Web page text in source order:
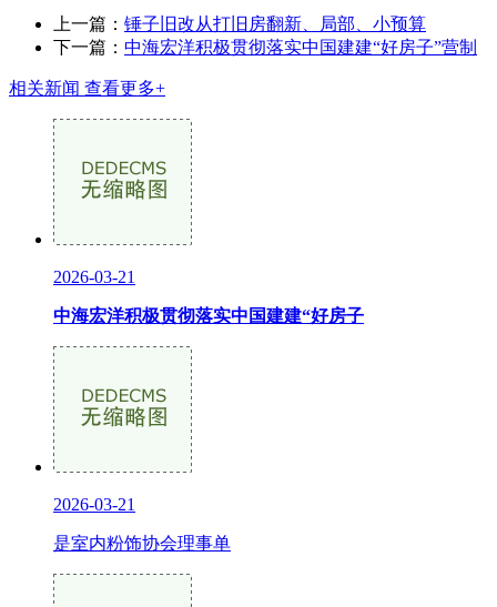
上一篇： 锤子旧改从打旧房翻新、局部、小预算
下一篇： 中海宏洋积极贯彻落实中国建建“好房子”营制
相关新闻 查看更多+
2026-03-21
中海宏洋积极贯彻落实中国建建“好房子
2026-03-21
是室内粉饰协会理事单